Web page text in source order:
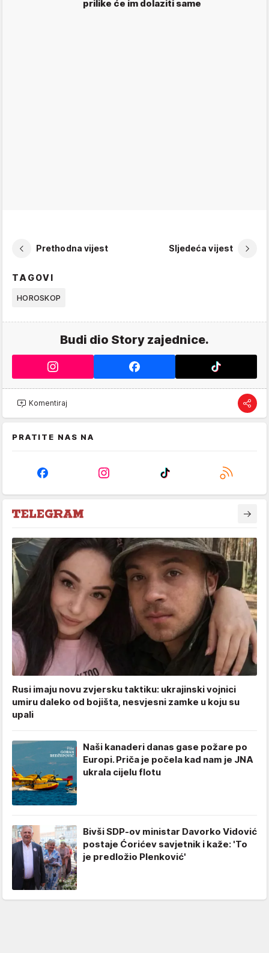
prilike će im dolaziti same
Prethodna vijest Sljedeća vijest
TAGOVI
HOROSKOP
Budi dio Story zajednice.
Komentiraj
PRATITE NAS NA
Rusi imaju novu zvjersku taktiku: ukrajinski vojnici
umiru daleko od bojišta, nesvjesni zamke u koju su
upali
Naši kanaderi danas gase požare po
Europi. Priča je počela kad nam je JNA
ukrala cijelu flotu
Bivši SDP-ov ministar Davorko Vidović
postaje Ćorićev savjetnik i kaže: 'To
je predložio Plenković'